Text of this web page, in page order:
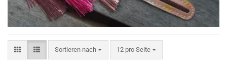
Sortieren nach
Sortieren nach 12 pro Seite
pro Seite